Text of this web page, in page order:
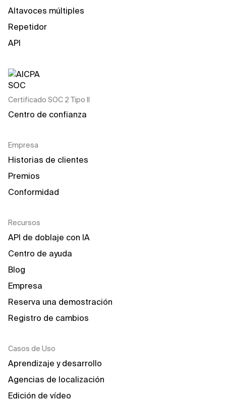
Altavoces múltiples
Repetidor
API
Certificado SOC 2 Tipo II
Centro de confianza
Empresa
Historias de clientes
Premios
Conformidad
Recursos
API de doblaje con IA
Centro de ayuda
Blog
Empresa
Reserva una demostración
Registro de cambios
Casos de Uso
Aprendizaje y desarrollo
Agencias de localización
Edición de vídeo